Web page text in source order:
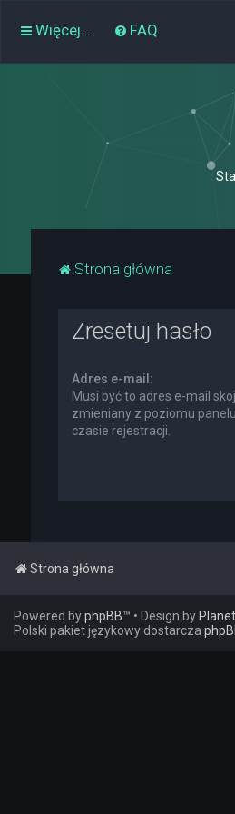
Więcej… FAQ
Strona główna
Zresetuj hasło
Adres e-mail:
Musi być to adres e-mail
zmieniany z poziomu
czasie rejestracji.
Strona główna
Powered byphpBB™ • Design by
Polski pakiet językowy dostarcza